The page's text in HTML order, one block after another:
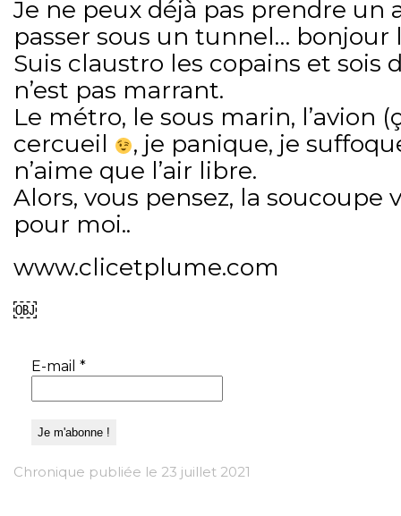
Je ne peux déjà pas prendre un
passer sous un tunnel… bonjour
Suis claustro les copains et sois
n’est pas marrant.
Le métro, le sous marin, l’avion
cercueil
, je panique, je
n’aime que l’air libre.
Alors, vous pensez, la soucoupe
pour moi..
www.clicetplume.com
￼
E-mail *
Chronique publiée le 23 juillet 2021